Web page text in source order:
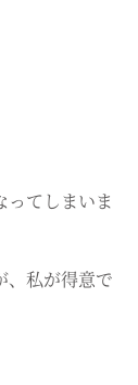
ってしまいま
、私が得意で